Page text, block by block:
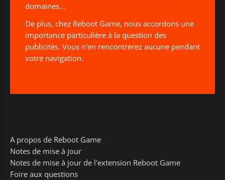
domaines...
De plus, chez Reboot Game, nous accordons une
importance particulière à la question des
publicités. Vous n'en rencontrerez aucune pendant
votre navigation.
A propos de Reboot Game
Notes de mise à jour
Notes de mise à jour de l'extension Reboot Game
Foire aux questions